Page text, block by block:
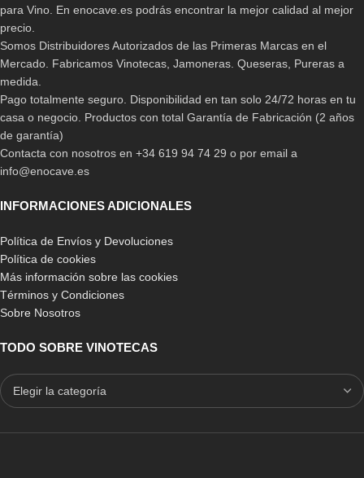
CigarBox
332,00€ 299,00€
Zkes453
Vinoteca Vicave Platinum
11.612,00
para Vino. En enocave.es podrás encontrar la mejor calidad al mejor
precio.
Somos Distribuidores Autorizados de las Primeras Marcas en el
Mercado. Fabricamos Vinotecas, Jamoneras. Queseras, Pureras a
medida.
Pago totalmente seguro. Disponibilidad en tan solo 24/72 horas en tu
casa o negocio. Productos con total Garantía de Fabricación (2 años
de garantía)
Contacta con nosotros en +34 619 94 74 29 o por email a
info@enocave.es
INFORMACIONES ADICIONALES
Política de Envíos y Devoluciones
Política de cookies
Más información sobre las cookies
Términos y Condiciones
Sobre Nosotros
TODO SOBRE VINOTECAS